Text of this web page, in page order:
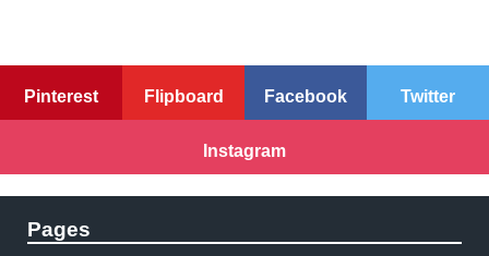
Pinterest Flipboard Facebook Twitter
Instagram
Pages